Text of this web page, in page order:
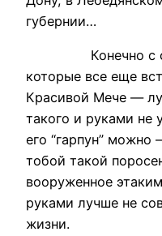
губернии…
Конечно с
которые все еще
Красивой Мече —
такого и руками не
его “гарпун”
тобой такой
вооруженное
руками лучше не
жизни.